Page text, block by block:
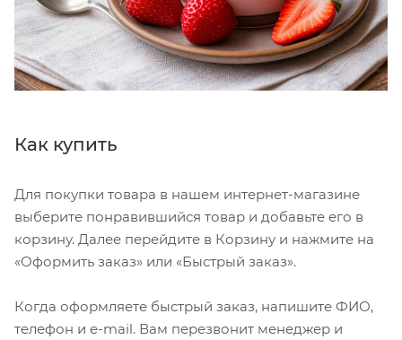
Как купить
Для покупки товара в нашем интернет-магазине
выберите понравившийся товар и добавьте его в
корзину. Далее перейдите в Корзину и нажмите на
«Оформить заказ» или «Быстрый заказ».
Когда оформляете быстрый заказ, напишите ФИО,
телефон и e-mail. Вам перезвонит менеджер и